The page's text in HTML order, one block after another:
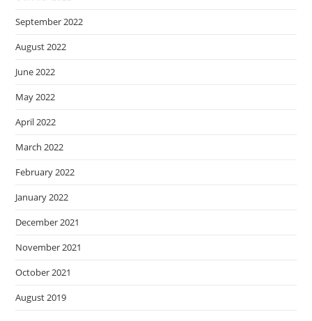
September 2022
August 2022
June 2022
May 2022
April 2022
March 2022
February 2022
January 2022
December 2021
November 2021
October 2021
August 2019